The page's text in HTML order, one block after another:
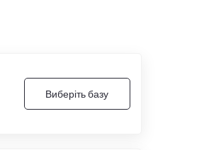
Виберіть базу